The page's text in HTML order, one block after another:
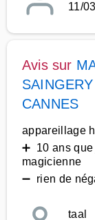
11/
Avis sur
CANNES
appareillage
➕ 10 ans
magicienne
➖ rien de
taal